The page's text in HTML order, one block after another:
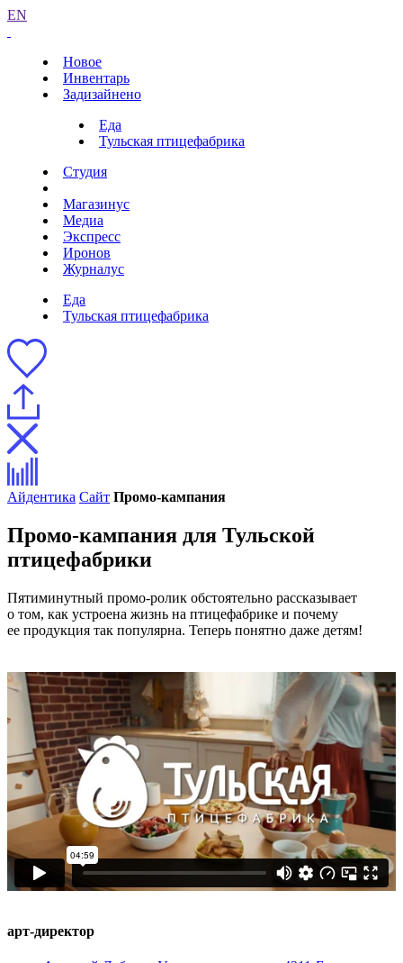
EN
Новое
Инвентарь
Задизайнено
Еда
Тульская птицефабрика
Студия
Магазинус
Медиа
Экспресс
Иронов
Журналус
Еда
Тульская птицефабрика
Айдентика Сайт Промо-кампания
Промо-кампания для Тульской
птицефабрики
Пятиминутный промо-ролик обстоятельно рассказывает
о том, как устроена жизнь на птицефабрике и почему
ее продукция так популярна. Теперь понятно даже детям!
арт-директор